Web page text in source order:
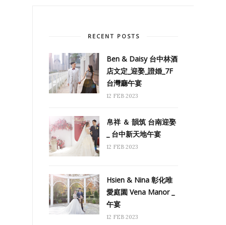
RECENT POSTS
Ben & Daisy 台中林酒
店文定_迎娶_證婚_7F
台灣廳午宴
12 FEB 2023
帛祥 ＆ 韻筑 台南迎娶
_ 台中新天地午宴
12 FEB 2023
Hsien & Nina 彰化唯
愛庭園 Vena Manor _
午宴
12 FEB 2023